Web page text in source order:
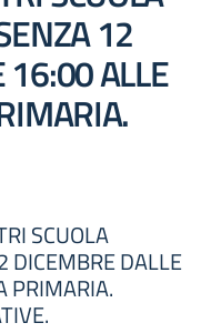
12
16:00 ALLE
SCUOLA
DICEMBRE DALLE
PRIMARIA.